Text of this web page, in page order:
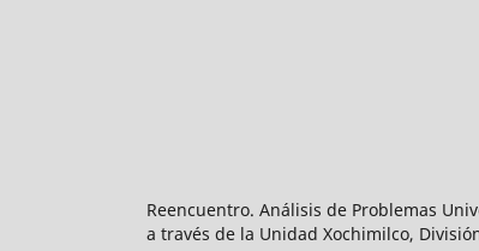
Reencuentro. Análisis de Problemas
a través de la Unidad Xochimilco,